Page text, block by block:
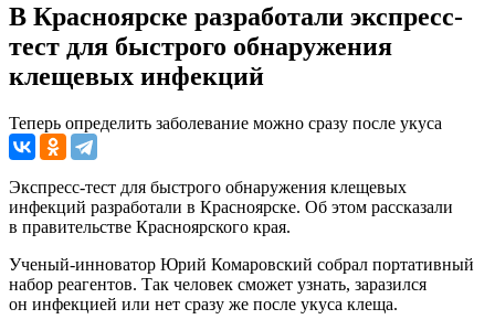
В Красноярске разработали экспресс-
тест для быстрого обнаружения
клещевых инфекций
Теперь определить заболевание можно сразу после укуса
Экспресс-тест для быстрого обнаружения клещевых
инфекций разработали в Красноярске. Об этом рассказали
в правительстве Красноярского края.
Ученый-инноватор Юрий Комаровский собрал портативный
набор реагентов. Так человек сможет узнать, заразился
он инфекцией или нет сразу же после укуса клеща.